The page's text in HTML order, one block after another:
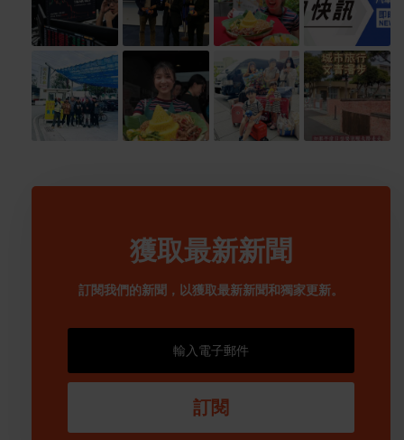
獲取最新新聞
訂閱我們的新聞，以獲取最新新聞和獨家更新。
訂閱